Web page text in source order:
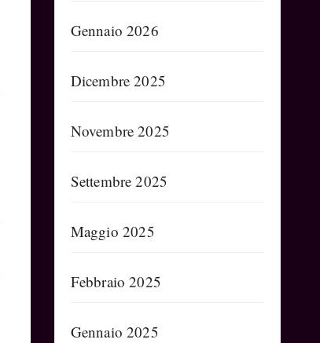
Gennaio 2026
Dicembre 2025
Novembre 2025
Settembre 2025
Maggio 2025
Febbraio 2025
Gennaio 2025